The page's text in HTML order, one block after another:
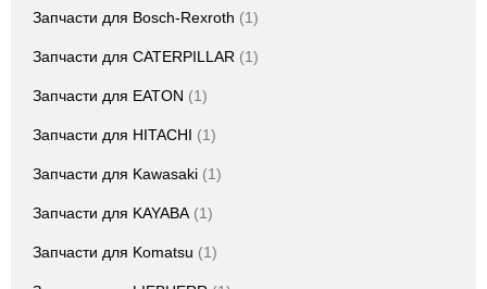
Запчасти для Bosch-Rexroth 1
Запчасти для CATERPILLAR 1
Запчасти для EATON 1
Запчасти для HITACHI 1
Запчасти для Kawasaki 1
Запчасти для KAYABA 1
Запчасти для Komatsu 1